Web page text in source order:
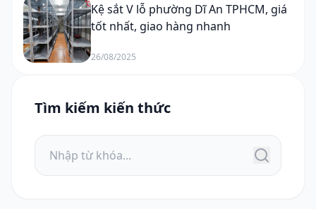
Kệ sắt V lỗ phường Dĩ An TPHCM, giá
tốt nhất, giao hàng nhanh
26/08/2025
Tìm kiếm kiến thức